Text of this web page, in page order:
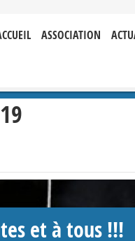
ASSOCIATION
et à tous !!!